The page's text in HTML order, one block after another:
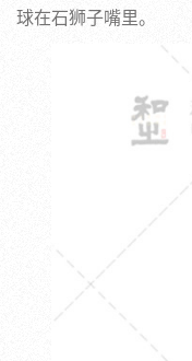
球在石狮子嘴里。